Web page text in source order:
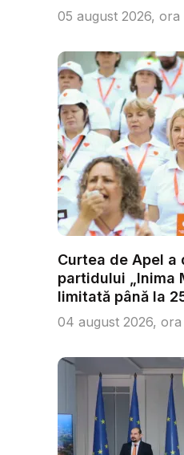
05 august 2026, ora
Curtea de Apel
partidului „Inima
limitată până la
Reac...
04 august 2026, ora